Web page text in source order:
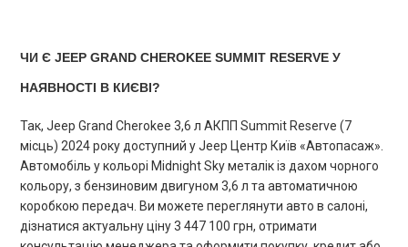
ЧИ Є JEEP GRAND CHEROKEE SUMMIT RESERVE У
НАЯВНОСТІ В КИЄВІ?
Так, Jeep Grand Cherokee 3,6 л АКПП Summit Reserve (7
місць) 2024 року доступний у Jeep Центр Київ «Автопасаж».
Автомобіль у кольорі Midnight Sky металік із дахом чорного
кольору, з бензиновим двигуном 3,6 л та автоматичною
коробкою передач. Ви можете переглянути авто в салоні,
дізнатися актуальну ціну 3 447 100 грн, отримати